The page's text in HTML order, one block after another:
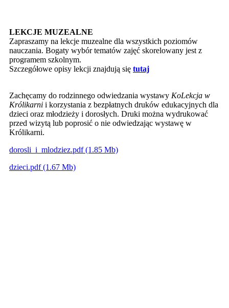
LEKCJE MUZEALNE
Zapraszamy na lekcje muzealne dla wszystkich poziomów
nauczania. Bogaty wybór tematów zajęć skorelowany jest z
programem szkolnym.
Szczegółowe opisy lekcji znajdują się tutaj
Zachęcamy do rodzinnego odwiedzania wystawy KoLekcja w
Królikarni i korzystania z bezpłatnych druków edukacyjnych dla
dzieci oraz młodzieży i dorosłych. Druki można wydrukować
przed wizytą lub poprosić o nie odwiedzając wystawę w
Królikarni.
dorosli_i_mlodziez.pdf (1.85 Mb)
dzieci.pdf (1.67 Mb)